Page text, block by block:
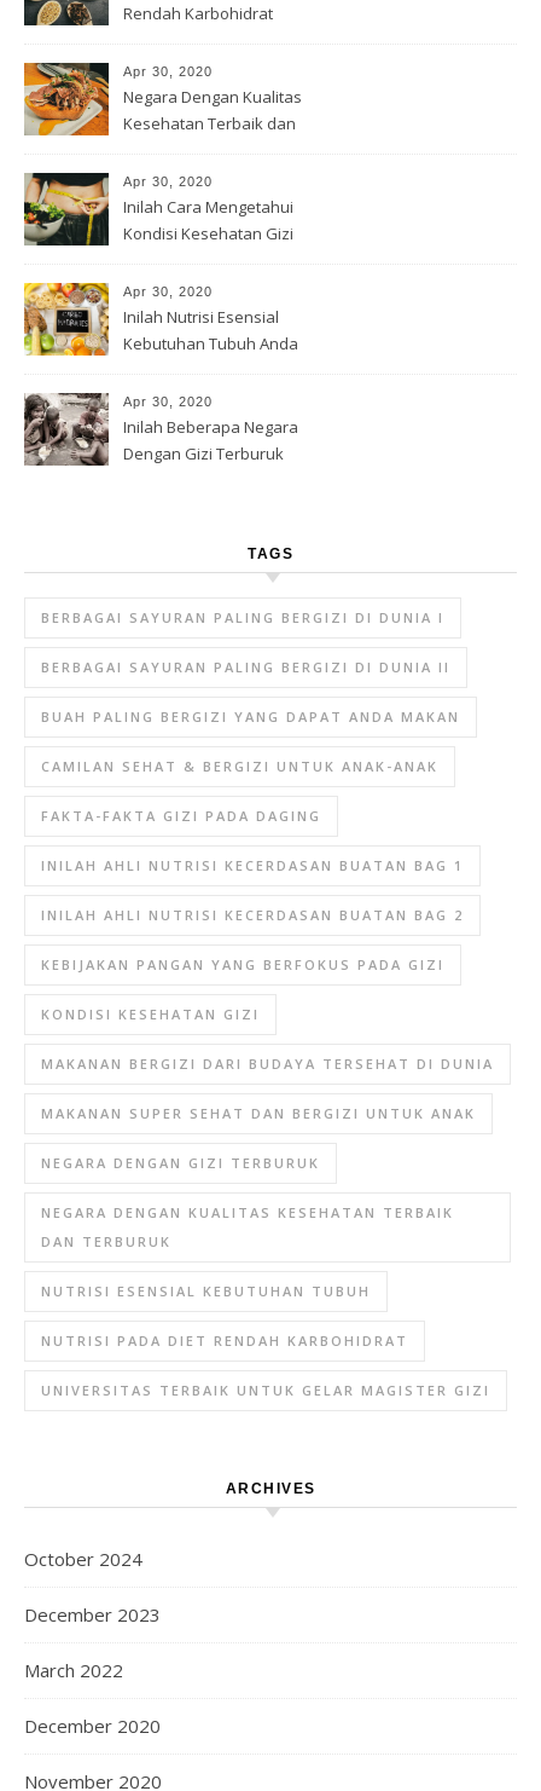
Rendah Karbohidrat
Apr 30, 2020
Negara Dengan Kualitas
Kesehatan Terbaik dan
Apr 30, 2020
Inilah Cara Mengetahui
Kondisi Kesehatan Gizi
Apr 30, 2020
Inilah Nutrisi Esensial
Kebutuhan Tubuh Anda
Apr 30, 2020
Inilah Beberapa Negara
Dengan Gizi Terburuk
TAGS
BERBAGAI SAYURAN PALING BERGIZI DI DUNIA I
BERBAGAI SAYURAN PALING BERGIZI DI DUNIA II
BUAH PALING BERGIZI YANG DAPAT ANDA MAKAN
CAMILAN SEHAT & BERGIZI UNTUK ANAK-ANAK
FAKTA-FAKTA GIZI PADA DAGING
INILAH AHLI NUTRISI KECERDASAN BUATAN BAG 1
INILAH AHLI NUTRISI KECERDASAN BUATAN BAG 2
KEBIJAKAN PANGAN YANG BERFOKUS PADA GIZI
KONDISI KESEHATAN GIZI
MAKANAN BERGIZI DARI BUDAYA TERSEHAT DI DUNIA
MAKANAN SUPER SEHAT DAN BERGIZI UNTUK ANAK
NEGARA DENGAN GIZI TERBURUK
NEGARA DENGAN KUALITAS KESEHATAN TERBAIK
DAN TERBURUK
NUTRISI ESENSIAL KEBUTUHAN TUBUH
NUTRISI PADA DIET RENDAH KARBOHIDRAT
UNIVERSITAS TERBAIK UNTUK GELAR MAGISTER GIZI
ARCHIVES
October 2024
December 2023
March 2022
December 2020
November 2020